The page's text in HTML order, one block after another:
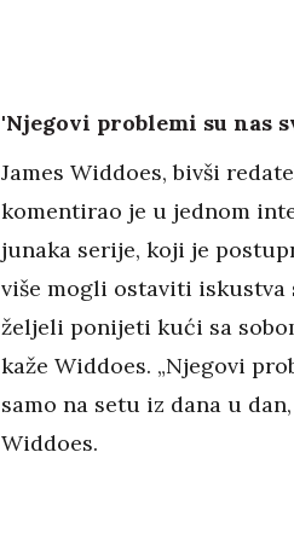
'Njegovi problemi su nas
James Widdoes, bivši
komentirao je u jednom
junaka serije, koji je
više mogli ostaviti iskustva
željeli ponijeti kući sa
kaže Widdoes. „Njegovi
samo na setu iz dana u
Widdoes.